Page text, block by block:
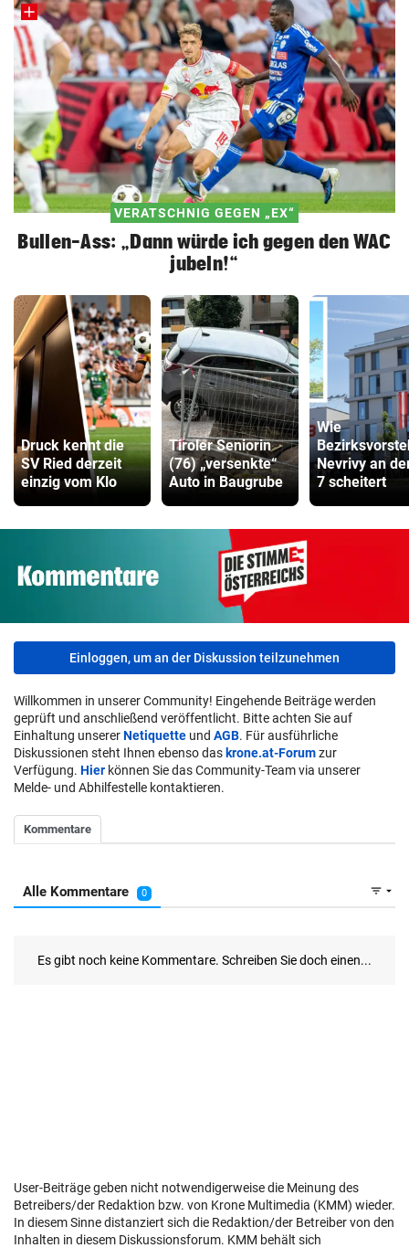
VERATSCHNIG GEGEN „EX“
Bullen-Ass: „Dann würde ich gegen den WAC
jubeln!“
Druck kennt die
SV Ried derzeit
einzig vom Klo
Tiroler Seniorin
(76) „versenkte“
Auto in Baugrube
Wie
Nevrivy an
7 scheitert
Einloggen, um an der Diskussion teilzunehmen
Willkommen in unserer Community! Eingehende Beiträge werden
geprüft und anschließend veröffentlicht. Bitte achten Sie auf
Einhaltung unsererNetiquette und AGB. Für ausführliche
Diskussionen steht Ihnen ebenso das krone.at-Forumzur
Verfügung. Hier können Sie das Community-Team via unserer
Melde- und Abhilfestelle kontaktieren.
User-Beiträge geben nicht notwendigerweise die Meinung des
Betreibers/der Redaktion bzw. von Krone Multimedia (KMM) wieder.
In diesem Sinne distanziert sich die Redaktion/der Betreiber von den
Inhalten in diesem Diskussionsforum. KMM behält sich